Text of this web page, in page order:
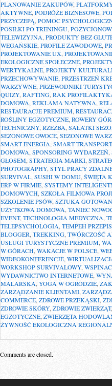
PLANOWANIE ZAKUPÓW,
AKTYWNE PODRÓŻE BIZNESOWE,
PRZYCZEPĄ POMOC
POSIŁKI PO TRENINGU
TELEWIZYJNA PRODUKTY BEZ
WEGAŃSKIE PROFILE ZAWODOWE
PROJEKTOWANIE UX
EKOLOGICZNE SPOŁECZNE,
WERTYKALNE, PROJEKTY
PRZECHOWYWANIE PRZESTRZEŃ
WARZYWNE PRZEWODNIKI
QUIZY, RAFTING RAK
DOMOWA, REKLAMA NATYWNA
RESTAURACJE PREMIUM,
ROŚLINY EGZOTYCZNE, ROWERY
TECHNICZNY, RZEŹBA SAŁATKI
SEZONOWE OWOCE SEZONOWE
SMART ENERGIA SMART TRANSPORT
DOMOWA SPONSORING WYDARZEŃ
GŁOSEM STRATEGIA MARKI,
PHOTOGRAPHY, STYL PRACY
SURVIVAL SUSHI W DOMU ŚWIĘTA
ERP W FIRMIE SYSTEMY
DOMOWYCH, SZKOŁA FILMOWA
SZKOLENIE PSÓW, SZTUKA
UŻYTKOWA DOMOWA, TANIEC
EVENT, TECHNOLOGIA MEDYCZNA
TELEPSYCHOLOGIA, TEMPEH
BLOGGER, TREKKING TWÓRCZOŚĆ
USŁUGI TURYSTYCZNE PREMIUM
W GÓRACH, WAKACJE W POLSCE
WIDEOKONFERENCJE,
WORKSHOP SURVIVALOWY,
WYDAWNICTWO INTERNETOWE
MALARSKA YOGA W OGRODZIE
ZARZĄDZANIE KLIENTAMI,
COMMERCE ZDROWE PRZEKĄSKI
ZDROWIE SKÓRY, ZDROWIE ZWIERZĄT,
EGZOTYCZNE ZWIERZĘTA
ŻYWNOŚĆ EKOLOGICZNA
Comments are closed.